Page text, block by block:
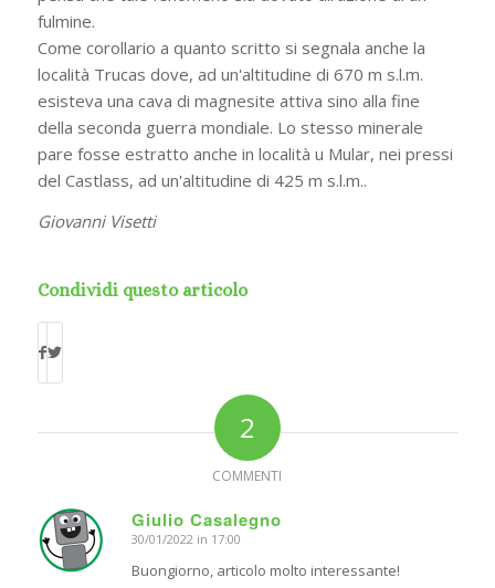
fulmine.
Come corollario a quanto scritto si segnala anche la
località Trucas dove, ad un'altitudine di 670 m s.l.m.
esisteva una cava di magnesite attiva sino alla fine
della seconda guerra mondiale. Lo stesso minerale
pare fosse estratto anche in località u Mular, nei pressi
del Castlass, ad un'altitudine di 425 m s.l.m..
Giovanni Visetti
Condividi questo articolo
2
COMMENTI
Giulio Casalegno
dice:
30/01/2022 in 17:00
Buongiorno, articolo molto interessante!